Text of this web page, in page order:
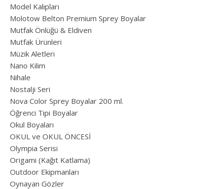
Model Kalıpları
Molotow Belton Premium Sprey Boyalar
Mutfak Önlüğü & Eldiven
Mutfak Ürünleri
Müzik Aletleri
Nano Kilim
Nihale
Nostalji Seri
Nova Color Sprey Boyalar 200 ml.
Öğrenci Tipi Boyalar
Okul Boyaları
OKUL ve OKUL ÖNCESİ
Olympia Serisi
Origami (Kağıt Katlama)
Outdoor Ekipmanları
Oynayan Gözler